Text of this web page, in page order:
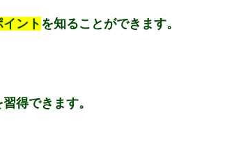
ントを知ることができます。
得できます。